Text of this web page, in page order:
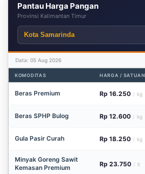
Pantau Harga Pangan
Provinsi Kalimantan Timur
Data: 05 Aug 2026
KOMODITAS HARGA / SATUAN
Beras Premium Rp 16.250 / kg
Beras SPHP Bulog Rp 12.600 / kg
Gula Pasir Curah Rp 18.250 / kg
Minyak Goreng Sawit
Kemasan Premium
Rp 23.750 / lt